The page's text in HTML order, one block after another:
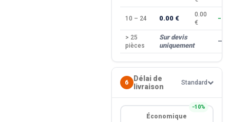
10 – 24 0.00 €
0.00
€
> 25
pièces
Sur devis
uniquement
—
6
Délai de
livraison
Standard
−10%
Économique